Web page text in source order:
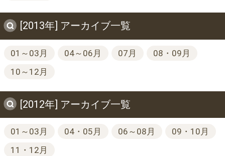
[2013年] アーカイブ一覧
01～03月 04～06月 07月
08・09月
10～12月
[2012年] アーカイブ一覧
01～03月 04・05月 06～08月
09・10月
11・12月